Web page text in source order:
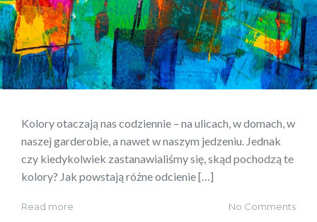
Kolory otaczają nas codziennie – na ulicach, w domach, w
naszej garderobie, a nawet w naszym jedzeniu. Jednak
czy kiedykolwiek zastanawialiśmy się, skąd pochodzą te
kolory? Jak powstają różne odcienie […]
Read more No Comments